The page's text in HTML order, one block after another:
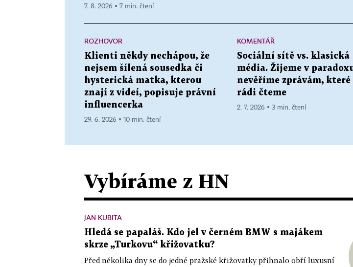
7. 8. 2026 ▪ 7 min. čtení
ROZHOVOR
Klienti někdy nechápou, že
nejsem šílená sousedka či
hysterická matka, kterou
znají z videí, popisuje právní
influencerka
29. 6. 2026 ▪ 10 min. čtení
KOMENTÁŘ
Sociální sítě vs. klasická
média. Žijeme v
nevěříme zprávám,
rádi čteme
2. 7. 2026 ▪ 3 min. čtení
Vybíráme z HN
JAN KUBITA
Hledá se papaláš. Kdo jel v černém BMW s majákem
skrze „Turkovu“ křižovatku?
Před několika dny se do jedné pražské křižovatky přihnalo obří luxusní